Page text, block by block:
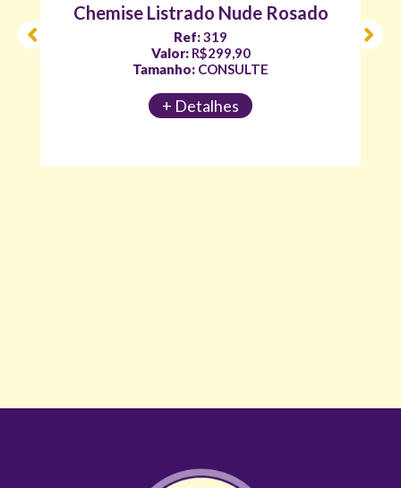
Chemise Listrado Nude Rosado
Ref:319
Valor:R$299,90
Tamanho: CONSULTE
+ Detalhes